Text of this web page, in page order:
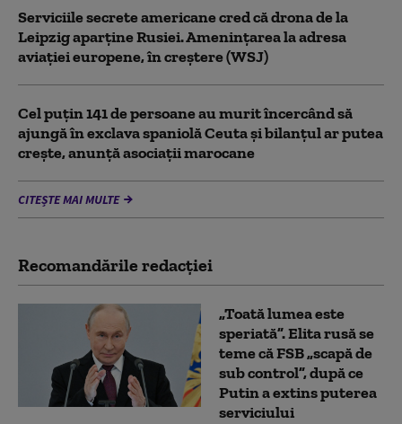
Serviciile secrete americane cred că drona de la
Leipzig aparține Rusiei. Amenințarea la adresa
aviației europene, în creștere (WSJ)
Cel puţin 141 de persoane au murit încercând să
ajungă în exclava spaniolă Ceuta şi bilanţul ar putea
creşte, anunță asociații marocane
CITEȘTE MAI MULTE
Recomandările redacţiei
„Toată lumea este
speriată”. Elita rusă se
teme că FSB „scapă de
sub control”, după ce
Putin a extins puterea
serviciului